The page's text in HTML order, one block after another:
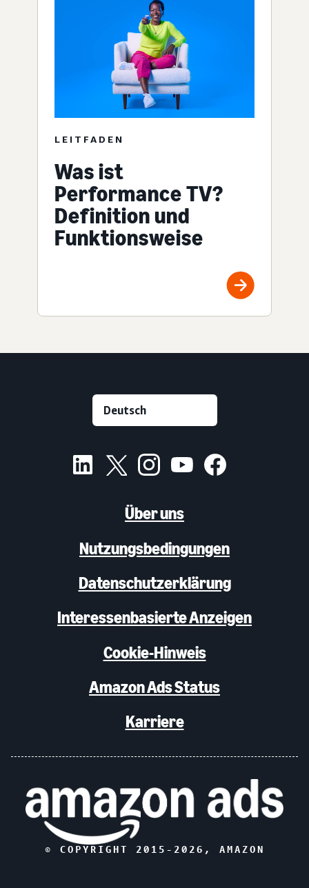
LEITFADEN
Was ist
Performance TV?
Definition und
Funktionsweise
Über uns
Nutzungsbedingungen
Datenschutzerklärung
Interessenbasierte Anzeigen
Cookie-Hinweis
Amazon Ads Status
Karriere
© COPYRIGHT 2015- 2026 , AMAZON